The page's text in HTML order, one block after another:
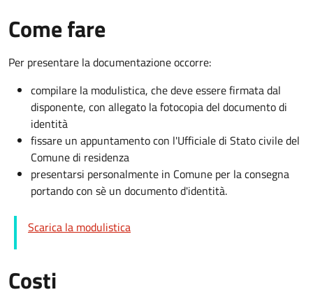
Come fare
Per presentare la documentazione occorre:
compilare la modulistica, che deve essere firmata dal
disponente, con allegato la fotocopia del documento di
identità
fissare un appuntamento con l'Ufficiale di Stato civile del
Comune di residenza
presentarsi personalmente in Comune per la consegna
portando con sè un documento d'identità.
Scarica la modulistica
Costi